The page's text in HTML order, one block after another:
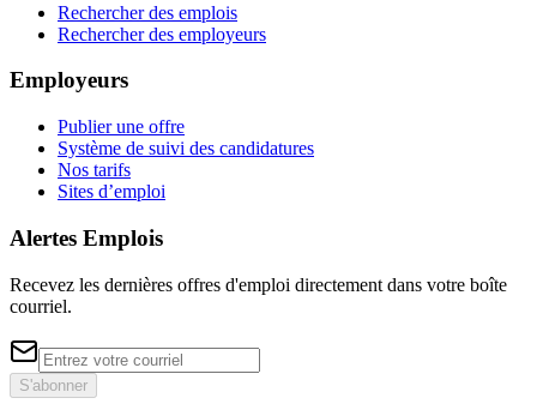
Rechercher des emplois
Rechercher des employeurs
Employeurs
Publier une offre
Système de suivi des candidatures
Nos tarifs
Sites d’emploi
Alertes Emplois
Recevez les dernières offres d'emploi directement dans votre boîte
courriel.
S'abonner